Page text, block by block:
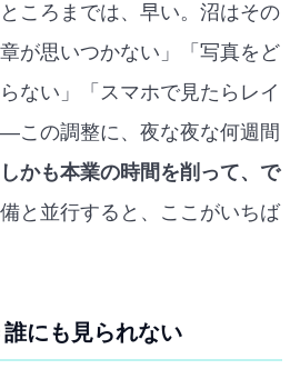
ころまでは、早い。沼はその
が思いつかない」「写真をど
ない」「スマホで見たらレイ
この調整に、夜な夜な何週間
しかも本業の時間を削って、で
と並行すると、ここがいちば
にも見られない